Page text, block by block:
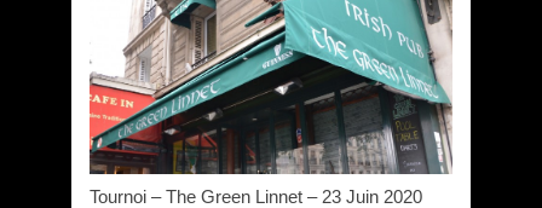
Tournoi – The Green Linnet – 23 Juin 2020